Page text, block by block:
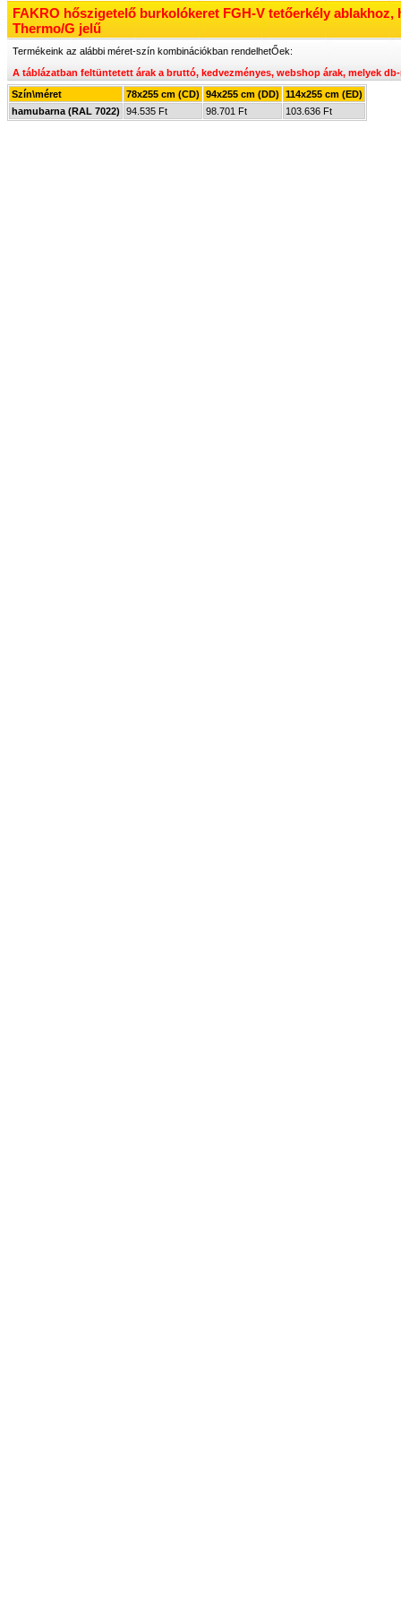
FAKRO hőszigetelő burkolókeret FGH-V tetőerkély
Thermo/G jelű
Termékeink az alábbi méret-szín kombinációkban rendelhetŐek:
A táblázatban feltüntetett árak a bruttó, kedvezményes, webshop árak, melyek
Szín\méret
78x255 cm (CD) 94x255 cm (DD)
114x255 cm (ED)
hamubarna (RAL 7022)
94.535 Ft 98.701 Ft 103.636 Ft